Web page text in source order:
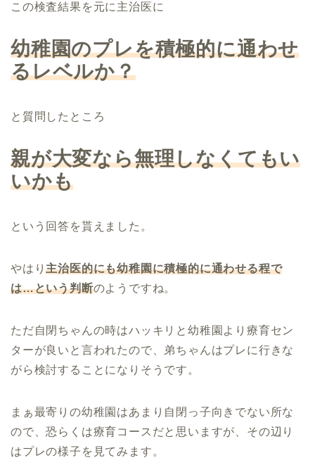
この検査結果を元に主治医に
幼稚園のプレを積極的に通わせ
るレベルか？
と質問したところ
親が大変なら無理しなくてもい
いかも
という回答を貰えました。
やはり主治医的にも幼稚園に積極的に通わせる程で
は…という判断のようですね。
ただ自閉ちゃんの時はハッキリと幼稚園より療育セン
ターが良いと言われたので、弟ちゃんはプレに行きな
がら検討することになりそうです。
まぁ最寄りの幼稚園はあまり自閉っ子向きでない所な
ので、恐らくは療育コースだと思いますが、その辺り
はプレの様子を見てみます。